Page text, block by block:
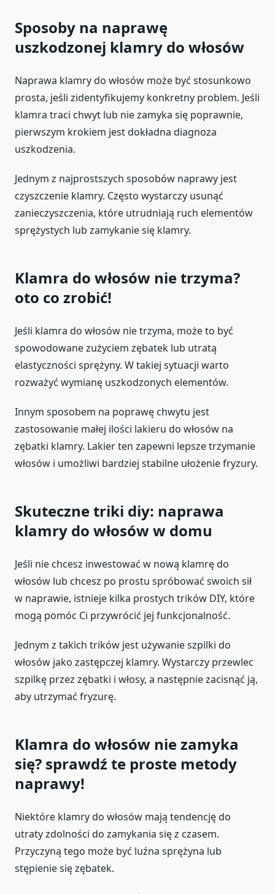
Sposoby na naprawę
uszkodzonej klamry do włosów
Naprawa klamry do włosów może być stosunkowo
prosta, jeśli zidentyfikujemy konkretny problem. Jeśli
klamra traci chwyt lub nie zamyka się poprawnie,
pierwszym krokiem jest dokładna diagnoza
uszkodzenia.
Jednym z najprostszych sposobów naprawy jest
czyszczenie klamry. Często wystarczy usunąć
zanieczyszczenia, które utrudniają ruch elementów
sprężystych lub zamykanie się klamry.
Klamra do włosów nie trzyma?
oto co zrobić!
Jeśli klamra do włosów nie trzyma, może to być
spowodowane zużyciem zębatek lub utratą
elastyczności sprężyny. W takiej sytuacji warto
rozważyć wymianę uszkodzonych elementów.
Innym sposobem na poprawę chwytu jest
zastosowanie małej ilości lakieru do włosów na
zębatki klamry. Lakier ten zapewni lepsze trzymanie
włosów i umożliwi bardziej stabilne ułożenie fryzury.
Skuteczne triki diy: naprawa
klamry do włosów w domu
Jeśli nie chcesz inwestować w nową klamrę do
włosów lub chcesz po prostu spróbować swoich sił
w naprawie, istnieje kilka prostych trików DIY, które
mogą pomóc Ci przywrócić jej funkcjonalność.
Jednym z takich trików jest używanie szpilki do
włosów jako zastępczej klamry. Wystarczy przewlec
szpilkę przez zębatki i włosy, a następnie zacisnąć ją,
aby utrzymać fryzurę.
Klamra do włosów nie zamyka
się? sprawdź te proste metody
naprawy!
Niektóre klamry do włosów mają tendencję do
utraty zdolności do zamykania się z czasem.
Przyczyną tego może być luźna sprężyna lub
stępienie się zębatek.